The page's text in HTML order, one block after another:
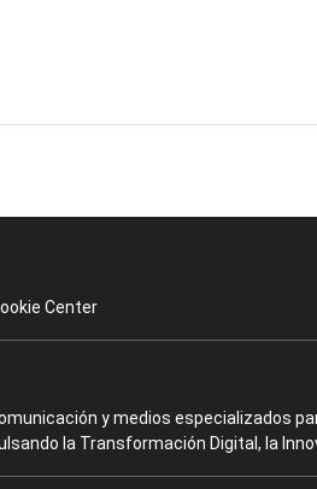
Center
y medios especializados
la Transformación Digital, la